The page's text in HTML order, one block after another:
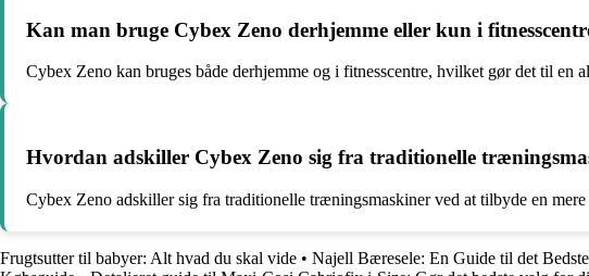
Kan man bruge Cybex Zeno derhjemme eller kun i
Cybex Zeno kan bruges både derhjemme og i fitnesscentre, hvilket gør det til
Hvordan adskiller Cybex Zeno sig fra traditionelle
Cybex Zeno adskiller sig fra traditionelle træningsmaskiner ved at tilbyde en
Frugtsutter til babyer: Alt hvad du skal vide • Najell Bæresele: En Guide til det